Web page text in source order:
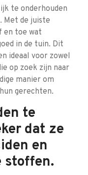
te onderhouden
Met de juiste
en toe wat
in de tuin. Dit
ideaal voor zowel
op zoek zijn naar
manier om
gerechten.
te
dat ze
en
stoffen.